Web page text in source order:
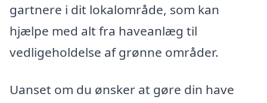
gartnere i dit lokalområde, som kan
hjælpe med alt fra haveanlæg til
vedligeholdelse af grønne områder.
Uanset om du ønsker at gøre din have